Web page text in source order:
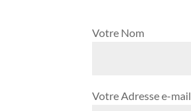
Votre Nom
Votre Adresse e-mail